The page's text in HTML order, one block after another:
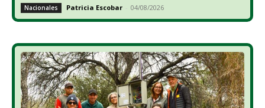
Nacionales Patricia Escobar - 04/08/2026